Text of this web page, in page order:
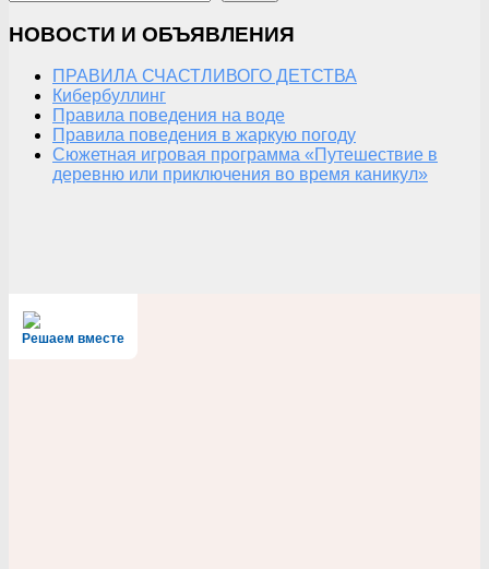
НОВОСТИ И ОБЪЯВЛЕНИЯ
ПРАВИЛА СЧАСТЛИВОГО ДЕТСТВА
Кибербуллинг
Правила поведения на воде
Правила поведения в жаркую погоду
Сюжетная игровая программа «Путешествие в
деревню или приключения во время каникул»
Решаем вместе